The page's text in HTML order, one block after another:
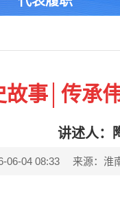
故事│传承
讲述人：
06-04 08:33 来源：淮